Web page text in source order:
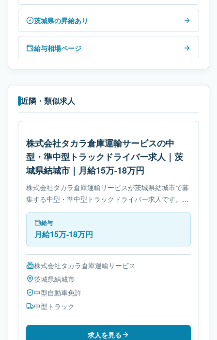
茨城県の昇給あり
給与相場ページ
近隣・類似求人
株式会社タカラ倉庫運輸サービスの中
型・準中型トラックドライバー求人｜茨
城県結城市｜月給15万-18万円
株式会社タカラ倉庫運輸サービスが茨城県結城市で募
集する中型・準中型トラックドライバー求人です。使
用車種は中型トラックです。必要免許は中型自動車免
許です。
給与
月給15万-18万円
株式会社タカラ倉庫運輸サービス
茨城県結城市
中型自動車免許
中型トラック
求人を見る